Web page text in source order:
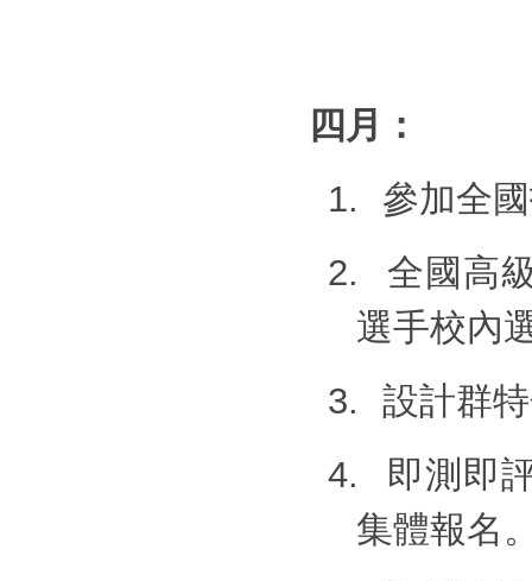
四月：
1. 參加全
2.
全國高
選手校內
3. 設計群
4.
即測即
集體報名